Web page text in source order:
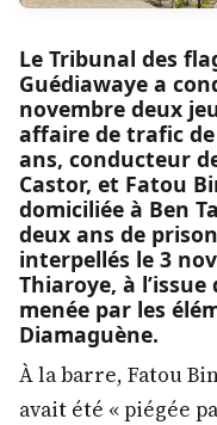
Le Tribunal des
Guédiawaye a
novembre deux
affaire de trafic de
ans, conducteur
Castor, et Fatou
domiciliée à Ben
deux ans de
interpellés le 3
Thiaroye, à
menée par les
Diamaguène.
À la barre, Fatou
avait été « piégée